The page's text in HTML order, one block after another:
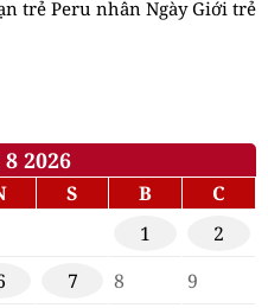
trẻ Peru nhân Ngày Giới trẻ
2026
S B
C
1
2
7 8
9